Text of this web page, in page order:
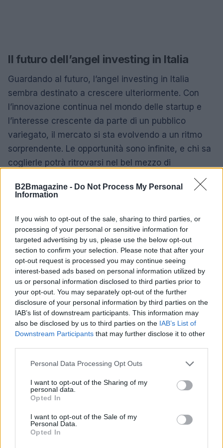
B2Bmagazine - Do Not Process My Personal
Information
If you wish to opt-out of the sale, sharing to third parties, or
processing of your personal or sensitive information for
targeted advertising by us, please use the below opt-out
section to confirm your selection. Please note that after your
opt-out request is processed you may continue seeing
interest-based ads based on personal information utilized by
us or personal information disclosed to third parties prior to
your opt-out. You may separately opt-out of the further
disclosure of your personal information by third parties on the
IAB’s list of downstream participants. This information may
also be disclosed by us to third parties on the IAB’s List of
Downstream Participants that may further disclose it to other
Please note that this website/app uses one or more Google
not limited to your visit or usage behaviour. You may click to
grant or deny consent to Google and its third-party tags to
use your data for below specified purposes in below Google
consent section.
Personal Data Processing Opt Outs
I want to opt-out of the Sharing of my
personal data.
Opted In
I want to opt-out of the Sale of my
Personal Data.
Opted In
Il futuro dell’angel investing in Italia
Guardando al futuro, l’angel investing in Italia
sembra destinato a crescere ulteriormente. Con
l’innovazione continua nel mondo delle startup e
l’interesse crescente da parte di un pubblico
variegato, il mercato si sta evolvendo a un ritmo
sorprendente. Le opportunità sono infinite, e chi sa
coglierle potrà ritrovarsi nel bel mezzo di
un’avventura imprenditoriale senza precedenti.
Per chi è nel settore, questo è un momento
vedere come si svilupperà questo panorama negli
anni a venire. La combinazione di nuove idee,
investitori creativi e la continua ricerca di
innovazione potrebbe trasformare radicalmente il
modo in cui percepiamo e pratichiamo l’angel
investing. E tu, che opinione hai su questo
cambiamento? È un momento propizio per investire
o ci sono ancora troppe incognite?
AUTORE
AiAdhubMedia